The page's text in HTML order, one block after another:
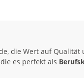
die Wert auf Qualität
es perfekt als